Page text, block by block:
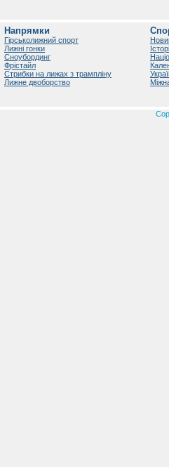
Напрямки
Гірськолижний спорт
Лижні гонки
Сноубординг
Фрістайл
Стрибки на лижах з трампліну
Лижне двоборство